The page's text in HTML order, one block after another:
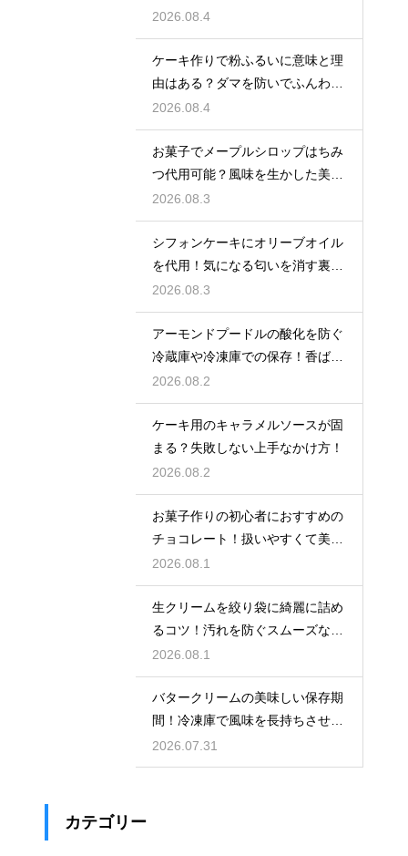
技
2026.08.4
ケーキ作りで粉ふるいに意味と理
由はある？ダマを防いでふんわり
と軽い生地に焼き上げるための基
本
2026.08.4
お菓子でメープルシロップはちみ
つ代用可能？風味を生かした美味
しい技
2026.08.3
シフォンケーキにオリーブオイル
を代用！気になる匂いを消す裏ワ
ザ
2026.08.3
アーモンドプードルの酸化を防ぐ
冷蔵庫や冷凍庫での保存！香ばし
い風味を保ってお菓子を美味しく
する
2026.08.2
ケーキ用のキャラメルソースが固
まる？失敗しない上手なかけ方！
2026.08.2
お菓子作りの初心者におすすめの
チョコレート！扱いやすくて美味
しい種類を紹介
2026.08.1
生クリームを絞り袋に綺麗に詰め
るコツ！汚れを防ぐスムーズな入
れ方
2026.08.1
バタークリームの美味しい保存期
間！冷凍庫で風味を長持ちさせる
コツ
2026.07.31
カテゴリー